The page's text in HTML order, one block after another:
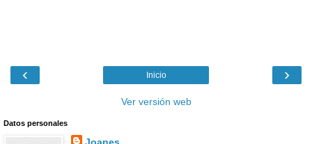
‹ ›
Inicio
Ver versión web
Datos personales
Joanes